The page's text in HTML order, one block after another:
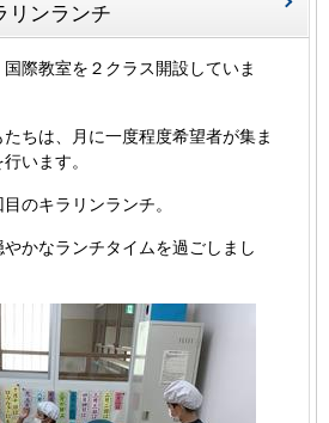
ンランチ
際教室を２クラス開設していま
ちは、月に一度程度希望者が集ま
います。
のキラリンランチ。
かなランチタイムを過ごしまし